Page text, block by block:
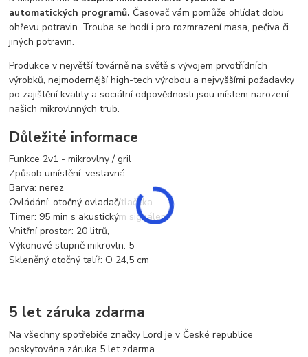
automatických programů. Časovač vám pomůže ohlídat dobu
ohřevu potravin. Trouba se hodí i pro rozmrazení masa, pečiva či
jiných potravin.
Produkce v největší továrně na světě s vývojem prvotřídních
výrobků, nejmodernější high-tech výrobou a nejvyššími požadavky
po zajištění kvality a sociální odpovědnosti jsou místem narození
našich mikrovlnných trub.
Důležité informace
Funkce 2v1 - mikrovlny / gril
Způsob umístění: vestavná
Barva: nerez
Ovládání: otočný ovladač/tlačítka
Timer: 95 min s akustickým signálem
Vnitřní prostor: 20 litrů,
Výkonové stupně mikrovln: 5
Skleněný otočný talíř: O 24,5 cm
5 let záruka zdarma
Na všechny spotřebiče značky Lord je v České republice
poskytována záruka 5 let zdarma.